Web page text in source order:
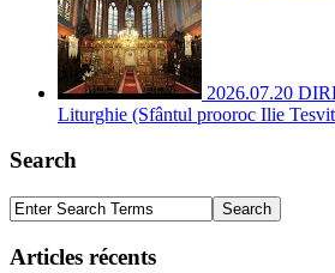
2026.07.20
Liturghie (Sfântul prooroc Ilie
Search
Articles récents